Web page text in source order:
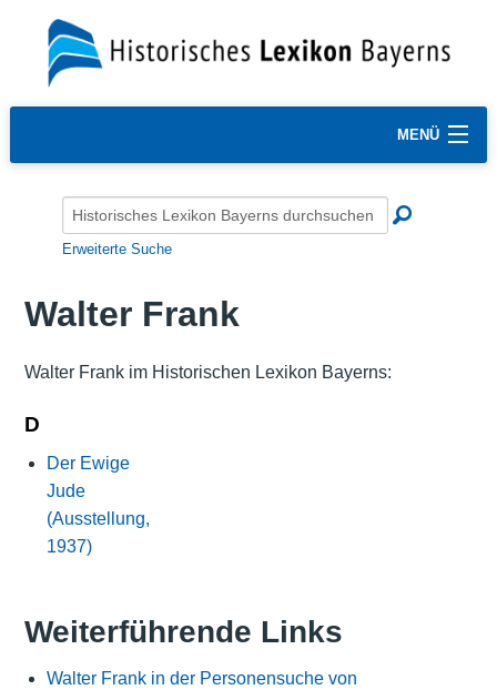
MENÜ
Erweiterte Suche
Walter Frank
Walter Frank im Historischen Lexikon Bayerns:
D
Der Ewige
Jude
(Ausstellung,
1937)
Weiterführende Links
Walter Frank in der Personensuche von